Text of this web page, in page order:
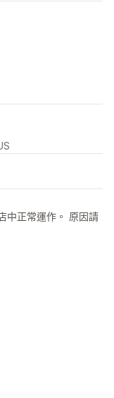
中正常運作。 原因請